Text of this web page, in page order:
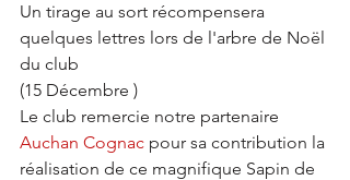
Un tirage au sort récompensera
quelques lettres lors de l'arbre de Noël
du club
(15 Décembre )
Le club remercie notre partenaire
Auchan Cognac pour sa contribution la
réalisation de ce magnifique Sapin de